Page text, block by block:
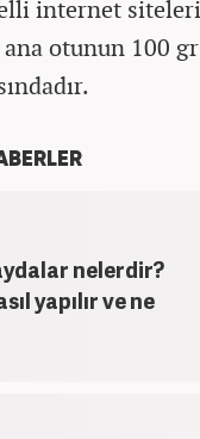
internet
otunun 100
nelerdir?
yapılır ve ne